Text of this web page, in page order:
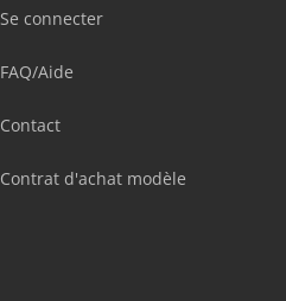
Se connecter
FAQ/Aide
Contact
Contrat d'achat modèle